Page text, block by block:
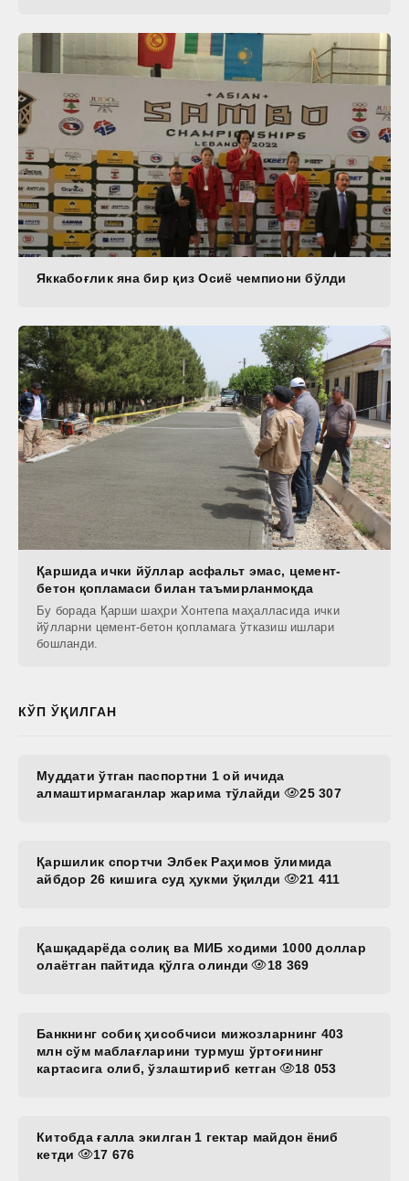
Яккабоғлик яна бир қиз Осиё чемпиони бўлди
Қаршида ички йўллар асфальт эмас, цемент-
бетон қопламаси билан таъмирланмоқда
Бу борада Қарши шаҳри Хонтепа маҳалласида ички
йўлларни цемент-бетон қопламага ўтказиш ишлари
бошланди.
КЎП ЎҚИЛГАН
Муддати ўтган паспортни 1 ой ичида
алмаштирмаганлар жарима тўлайди
25 307
Қаршилик спортчи Элбек Раҳимов ўлимида
айбдор 26 кишига суд ҳукми ўқилди
21 411
Қашқадарёда солиқ ва МИБ ходими 1000 доллар
олаётган пайтида қўлга олинди
18 369
Банкнинг собиқ ҳисобчиси мижозларнинг 403
млн сўм маблағларини турмуш ўртоғининг
картасига олиб, ўзлаштириб кетган
18 053
Китобда ғалла экилган 1 гектар майдон ёниб
кетди
17 676